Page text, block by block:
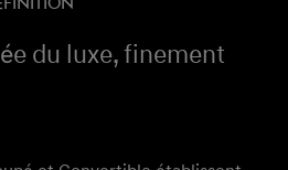
du luxe, finement